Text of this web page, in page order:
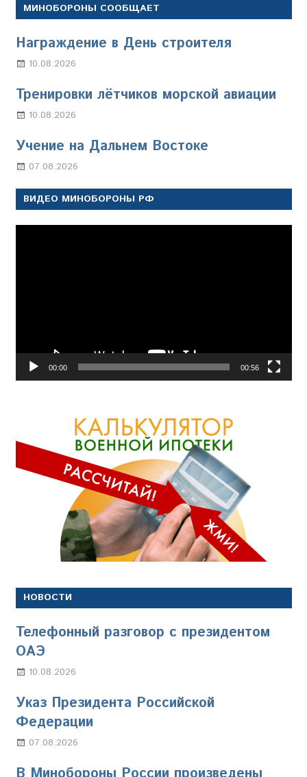
МИНОБОРОНЫ СООБЩАЕТ
Награждение в День строителя
10.08.2026
Тренировки лётчиков морской авиации
10.08.2026
Учение на Дальнем Востоке
07.08.2026
ВИДЕО МИНОБОРОНЫ РФ
00:00 00:56
НОВОСТИ
Телефонный разговор с президентом
ОАЭ
10.08.2026
Указ Президента Российской
Федерации
07.08.2026